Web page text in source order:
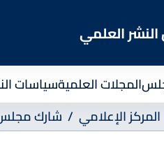
العلمي
المجلات العلميةسياسات
المركز الإعلامي شارك مجلس